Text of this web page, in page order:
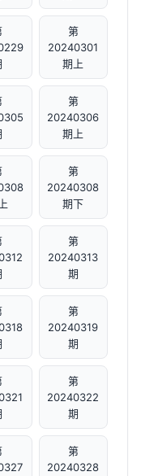
第
20240301
期上
第
20240306
期上
第
20240308
期下
第
20240313
期
第
20240319
期
第
20240322
期
第
20240328